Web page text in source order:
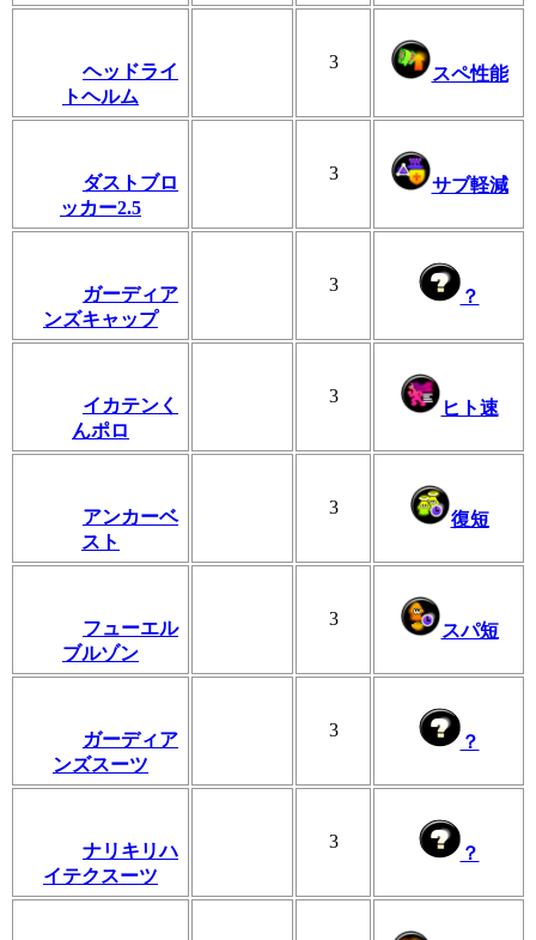
ヘッドライ
トヘルム
3
スペ性能
ダストブロ
ッカー2.5
3
サブ軽減
ガーディア
ンズキャップ
3
？
イカテンく
んポロ
3
ヒト速
アンカーベ
スト
3
復短
フューエル
ブルゾン
3
スパ短
ガーディア
ンズスーツ
3
？
ナリキリハ
イテクスーツ
3
？